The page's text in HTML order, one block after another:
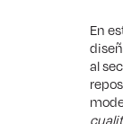
En
al